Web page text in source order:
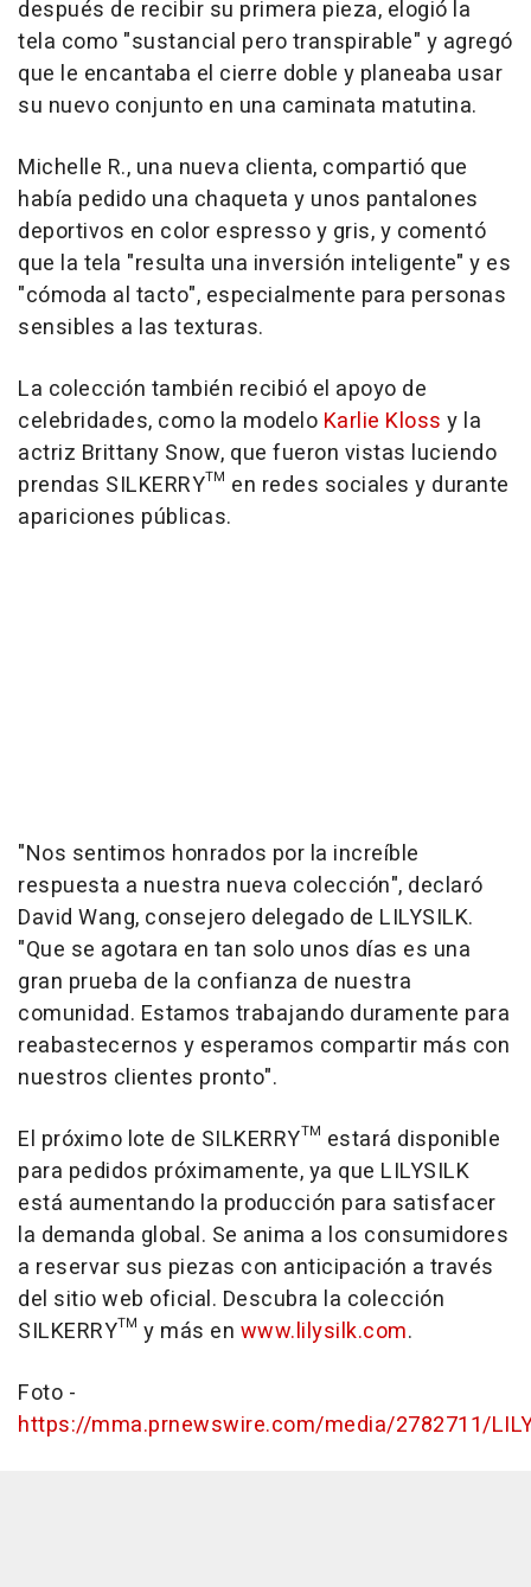
después de recibir su primera pieza, elogió la
tela como "sustancial pero transpirable" y agregó
que le encantaba el cierre doble y planeaba usar
su nuevo conjunto en una caminata matutina.
Michelle R., una nueva clienta, compartió que
había pedido una chaqueta y unos pantalones
deportivos en color espresso y gris, y comentó
que la tela "resulta una inversión inteligente" y es
"cómoda al tacto", especialmente para personas
sensibles a las texturas.
La colección también recibió el apoyo de
celebridades, como la modelo Karlie Kloss y la
actriz Brittany Snow, que fueron vistas luciendo
prendas SILKERRY™ en redes sociales y durante
apariciones públicas.
"Nos sentimos honrados por la increíble
respuesta a nuestra nueva colección", declaró
David Wang, consejero delegado de LILYSILK.
"Que se agotara en tan solo unos días es una
gran prueba de la confianza de nuestra
comunidad. Estamos trabajando duramente para
reabastecernos y esperamos compartir más con
nuestros clientes pronto".
El próximo lote de SILKERRY™ estará disponible
para pedidos próximamente, ya que LILYSILK
está aumentando la producción para satisfacer
la demanda global. Se anima a los consumidores
a reservar sus piezas con anticipación a través
del sitio web oficial. Descubra la colección
SILKERRY™ y más en www.lilysilk.com.
Foto -
https://mma.prnewswire.com/media/2782711/